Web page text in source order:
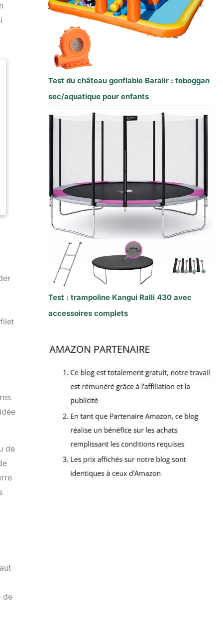
de
de
Test du château gonflable Baralir : toboggan
sec/aquatique pour enfants
Test : trampoline Kangui Ralli 430 avec
accessoires complets